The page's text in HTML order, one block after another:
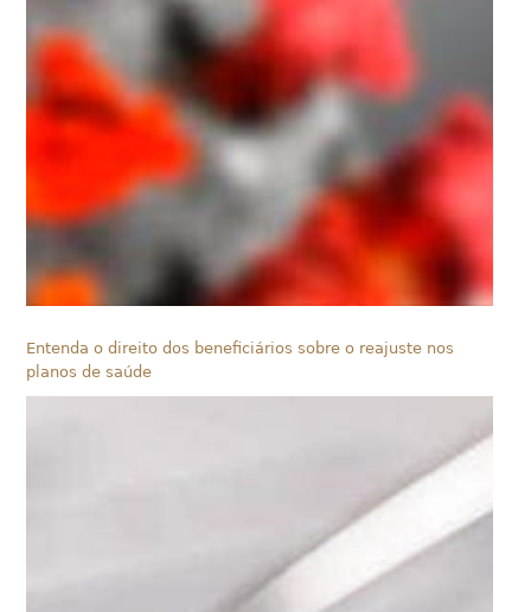
Entenda o direito dos beneficiários sobre o reajuste nos
planos de saúde